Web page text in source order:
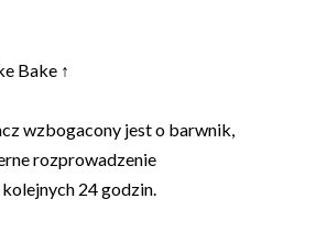
Bake ↑
wzbogacony jest o barwnik,
rozprowadzenie
24 godzin.